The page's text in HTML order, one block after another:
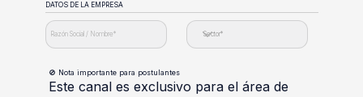
DATOS DE LA EMPRESA
🚫 Nota importante para postulantes
Este canal es exclusivo para el área de